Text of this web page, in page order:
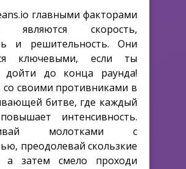
главными факторами
являются скорость,
и решительность. Они
ключевыми, если ты
дойти до конца раунда!
со своими противниками в
битве, где каждый
интенсивность.
молотками с
преодолевай скользкие
а затем смело проходи